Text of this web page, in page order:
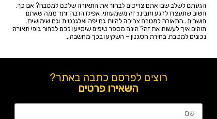
הגעתם לשלב שבו אתם צריכים לבחור את התאורה שלכם למטבח? אם כך,
חשוב שתעצרו לרגע ותבינו: זה משמעותי, אפילו הרבה יותר ממה שאתם
חושבים . התאורה למטבח צריכה להיות גם יפה ואלגנטית וגם שימושית.
תוהים איך לעשות את זה? הינה מספר טיפים שיסייעו לכם לבחור גופי תאורה
נכונים למטבח. בחירת הסגנון – השקיעו בכך מחשבה...
רוצים לפרסם כתבה באתר?
השאירו פרטים